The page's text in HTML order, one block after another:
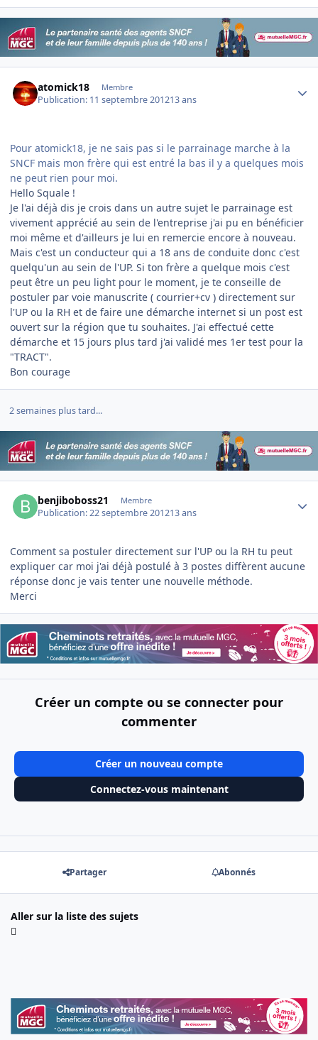
atomick18 Membre
Publication: 11 septembre 201213 ans
Pour atomick18, je ne sais pas si le parrainage marche à la
SNCF mais mon frère qui est entré la bas il y a quelques mois
ne peut rien pour moi.
Hello Squale !
Je l'ai déjà dis je crois dans un autre sujet le parrainage est
vivement apprécié au sein de l'entreprise j'ai pu en bénéficier
moi même et d'ailleurs je lui en remercie encore à nouveau.
Mais c'est un conducteur qui a 18 ans de conduite donc c'est
quelqu'un au sein de l'UP. Si ton frère a quelque mois c'est
peut être un peu light pour le moment, je te conseille de
postuler par voie manuscrite ( courrier+cv ) directement sur
l'UP ou la RH et de faire une démarche internet si un post est
ouvert sur la région que tu souhaites. J'ai effectué cette
démarche et 15 jours plus tard j'ai validé mes 1er test pour la
"TRACT".
Bon courage
2 semaines plus tard...
benjiboboss21 Membre
Publication:22 septembre 201213 ans
Comment sa postuler directement sur l'UP ou la RH tu peut
expliquer car moi j'ai déjà postulé à 3 postes diffèrent aucune
réponse donc je vais tenter une nouvelle méthode.
Merci
Créer un compte ou se connecter pour
commenter
Créer un nouveau compte
Connectez-vous maintenant
Partager Abonnés
Aller sur la liste des sujets